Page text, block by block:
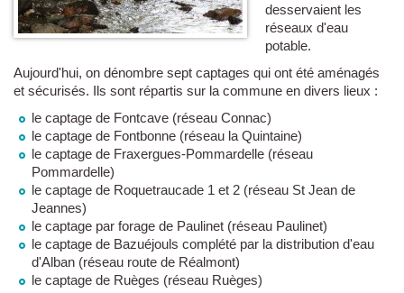
desservaient les
réseaux d'eau
potable.
Aujourd'hui, on dénombre sept captages qui ont été aménagés
et sécurisés. Ils sont répartis sur la commune en divers lieux :
le captage de Fontcave (réseau Connac)
le captage de Fontbonne (réseau la Quintaine)
le captage de Fraxergues-Pommardelle (réseau
Pommardelle)
le captage de Roquetraucade 1 et 2 (réseau St Jean de
Jeannes)
le captage par forage de Paulinet (réseau Paulinet)
le captage de Bazuéjouls complété par la distribution d'eau
d'Alban (réseau route de Réalmont)
le captage de Ruèges (réseau Ruèges)